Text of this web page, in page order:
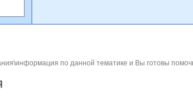
по данной тематике и Вы готовы